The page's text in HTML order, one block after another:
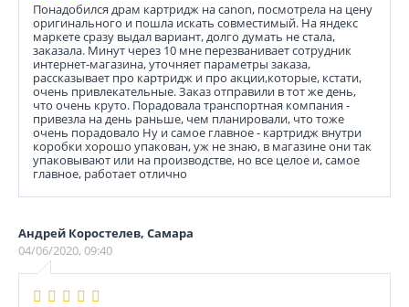
Понадобился драм картридж на canon, посмотрела на цену
оригинального и пошла искать совместимый. На яндекс
маркете сразу выдал вариант, долго думать не стала,
заказала. Минут через 10 мне перезванивает сотрудник
интернет-магазина, уточняет параметры заказа,
рассказывает про картридж и про акции,которые, кстати,
очень привлекательные. Заказ отправили в тот же день,
что очень круто. Порадовала транспортная компания -
привезла на день раньше, чем планировали, что тоже
очень порадовало Ну и самое главное - картридж внутри
коробки хорошо упакован, уж не знаю, в магазине они так
упаковывают или на производстве, но все целое и, самое
главное, работает отлично
Андрей Коростелев, Самара
04/06/2020, 09:40